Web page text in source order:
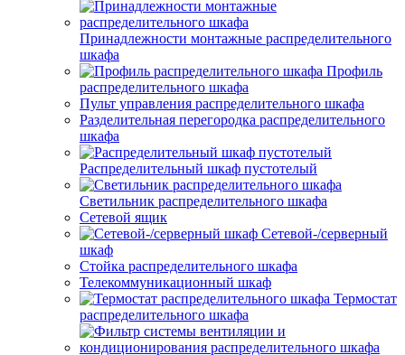
Принадлежности монтажные распределительного
шкафа
Профиль
распределительного шкафа
Пульт управления распределительного шкафа
Разделительная перегородка распределительного
шкафа
Распределительный шкаф пустотелый
Светильник распределительного шкафа
Сетевой ящик
Сетевой-/серверный
шкаф
Стойка распределительного шкафа
Телекоммуникационный шкаф
Термостат
распределительного шкафа